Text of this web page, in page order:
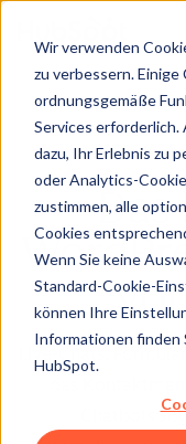
Wir verwenden
zu verbessern. Einige
ordnungsgemäße
Services erforderlich.
dazu, Ihr Erlebnis zu
oder Analytics-
zustimmen, alle
Cookies
Wenn Sie keine
Standard-Cookie-
können Ihre
Informationen finden
HubSpot.
VON ÜBER
Live-Chats,
Chatbots